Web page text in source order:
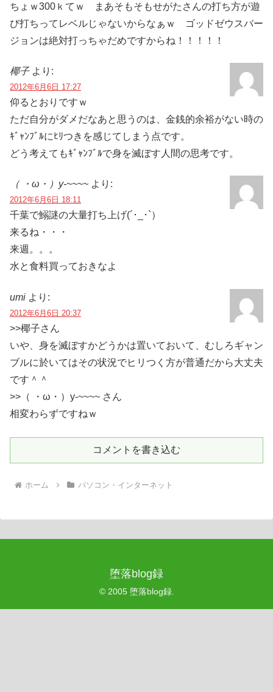
ちょｗ300ｋてｗ まあそもそもせがたさんの打ち方が遊
び打ちってレベルじゃないからなぁｗ ゴッドゼウスバー
ジョンは絶対打っちゃだめですからね！！！！！
椰子 より:
2012年6月6日 17:27
仰るとおりですｗ
ただ自分がダメだなあと思うのは、金銭的余裕がない時の
ｷﾞｬﾝﾌﾞﾙにﾋﾘつきを感じてしまう点です。
どう考えてもｷﾞｬﾝﾌﾞﾙで身を滅ぼす人間の思考です。
（ ・ω・）y-~~~~ より:
2012年6月6日 18:11
千葉で鰯謎の大量打ち上げ(´･_･`）
来るね・・・
来週。。。
水と食料買っておきなよ
umi より:
2012年6月6日 20:37
>>椰子さん
いや、身を滅ぼすかどうかは置いておいて、むしろギャン
ブルに於いてはその状況でヒリつく方が普通だから大丈夫
です＾＾
>>（ ・ω・）y-~~~~ さん
相変わらずですねｗ
コメントを書き込む
ホーム パソコン・インターネット
堕落blog録
© 2005 堕落blog録.